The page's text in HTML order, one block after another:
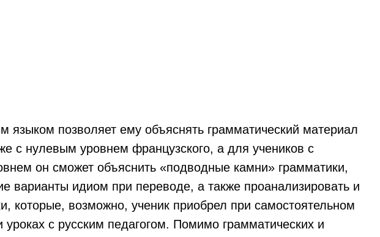
языком позволяет ему объяснять грамматический материал
с нулевым уровнем французского, а для учеников с
он сможет объяснить «подводные камни» грамматики,
варианты идиом при переводе, а также проанализировать и
которые, возможно, ученик приобрел при самостоятельном
уроках с русским педагогом. Помимо грамматических и